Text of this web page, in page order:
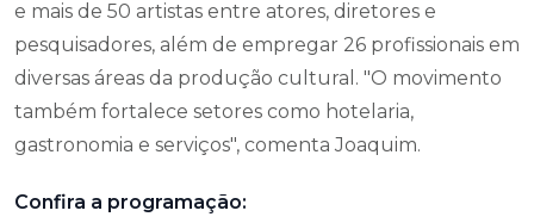
e mais de 50 artistas entre atores, diretores e
pesquisadores, além de empregar 26 profissionais em
diversas áreas da produção cultural. "O movimento
também fortalece setores como hotelaria,
gastronomia e serviços", comenta Joaquim.
Confira a programação: